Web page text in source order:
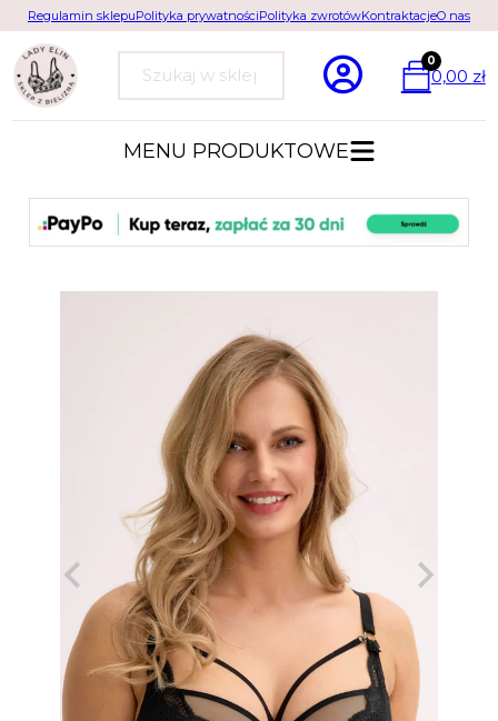
Regulamin sklepuPolityka prywatnościPolityka zwrotówKontraktacjeO nas
Szukaj
0
0,00 zł
MENU PRODUKTOWE